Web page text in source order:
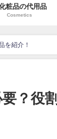
粧品の代用品
Cosmetics
を紹介！
？役割